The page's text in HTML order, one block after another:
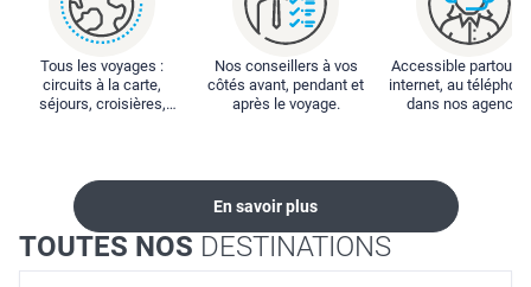
Tous les voyages :
circuits à la carte,
séjours, croisières,
Nos conseillers à vos
côtés avant, pendant et
après le voyage.
Accessible partout :
internet, au
dans nos
En savoir plus
TOUTES NOS DESTINATIONS